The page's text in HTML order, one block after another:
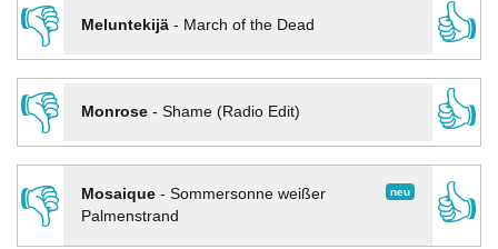
👎
Meluntekijä- March of the Dead
👍
👎
Monrose- Shame (Radio Edit)
👍
👎
neu
Mosaique- Sommersonne weißer
Palmenstrand
👍